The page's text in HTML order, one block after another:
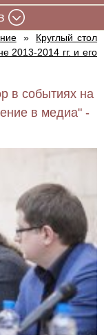
»
Круглый стол
2013-2014 гг. и его
в событиях на
в медиа" -